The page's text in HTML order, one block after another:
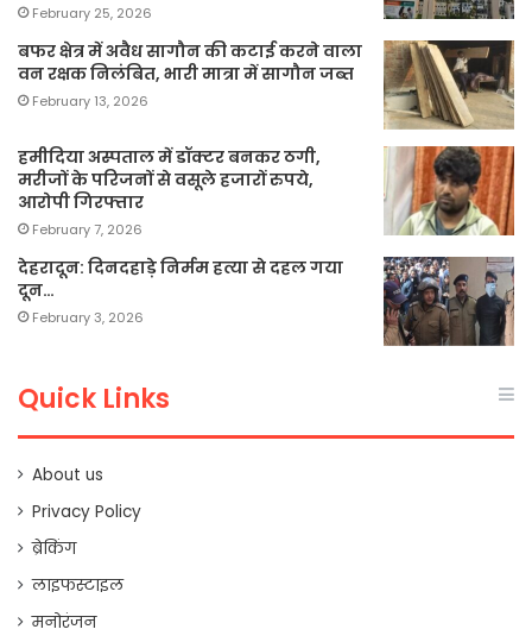
February 25, 2026
बफर क्षेत्र में अवैध सागौन की कटाई करने वाला
वन रक्षक निलंबित, भारी मात्रा में सागौन जब्त
February 13, 2026
हमीदिया अस्पताल में डॉक्टर बनकर ठगी,
मरीजों के परिजनों से वसूले हजारों रुपये,
आरोपी गिरफ्तार
February 7, 2026
देहरादून: दिनदहाड़े निर्मम हत्या से दहल गया
दून…
February 3, 2026
Quick Links
About us
Privacy Policy
ब्रेकिंग
लाइफस्टाइल
मनोरंजन